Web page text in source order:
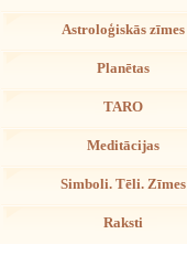
Astroloģiskās zīmes
Planētas
TARO
Meditācijas
Simboli. Tēli. Zīmes
Raksti